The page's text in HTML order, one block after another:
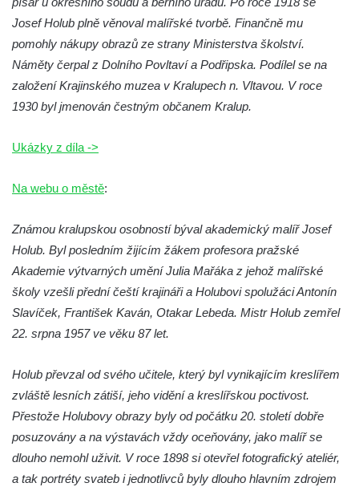
Velešíně
Hrob Jana Křtitele Mikyšky na hřbitově ve
Velešíně
Hrob rodiny Bürgerovy na hřbitově ve
Velešíně
Hrob rodiny Kohoutovy na hřbitově ve
Hrob Šimona Haláčka na hřbitově v Římově
Hrob Jana a Marie Tybytanclových na
hřbitově v Římově
Hrob rodiny Lorenz na hřbitově v Římově
Hrob rodiny Stolle na hřbitově v Dolním
Podluží
Hrob Josefa Adlera na hřbitově v Dolním
Podluží
Hrob Eduarda Tietzeho na hřbitově v
Dolním Podluží
Josef Holub plně věnoval malířské tvorbě. Finančně mu
pomohly nákupy obrazů ze strany Ministerstva školství.
Náměty čerpal z Dolního Povltaví a Podřipska. Podílel se na
založení Krajinského muzea v Kralupech n. Vltavou. V roce
1930 byl jmenován čestným občanem Kralup.
Ukázky z díla ->
Na webu o městě:
Známou kralupskou osobností býval akademický malíř Josef
Holub. Byl posledním žijícím žákem profesora pražské
Akademie výtvarných umění Julia Mařáka z jehož malířské
školy vzešli přední čeští krajináři a Holubovi spolužáci Antonín
Slavíček, František Kaván, Otakar Lebeda. Mistr Holub zemřel
22. srpna 1957 ve věku 87 let.
Holub převzal od svého učitele, který byl vynikajícím kreslířem
zvláště lesních zátiší, jeho vidění a kreslířskou poctivost.
Přestože Holubovy obrazy byly od počátku 20. století dobře
posuzovány a na výstavách vždy oceňovány, jako malíř se
dlouho nemohl uživit. V roce 1898 si otevřel fotografický ateliér,
a tak portréty svateb i jednotlivců byly dlouho hlavním zdrojem